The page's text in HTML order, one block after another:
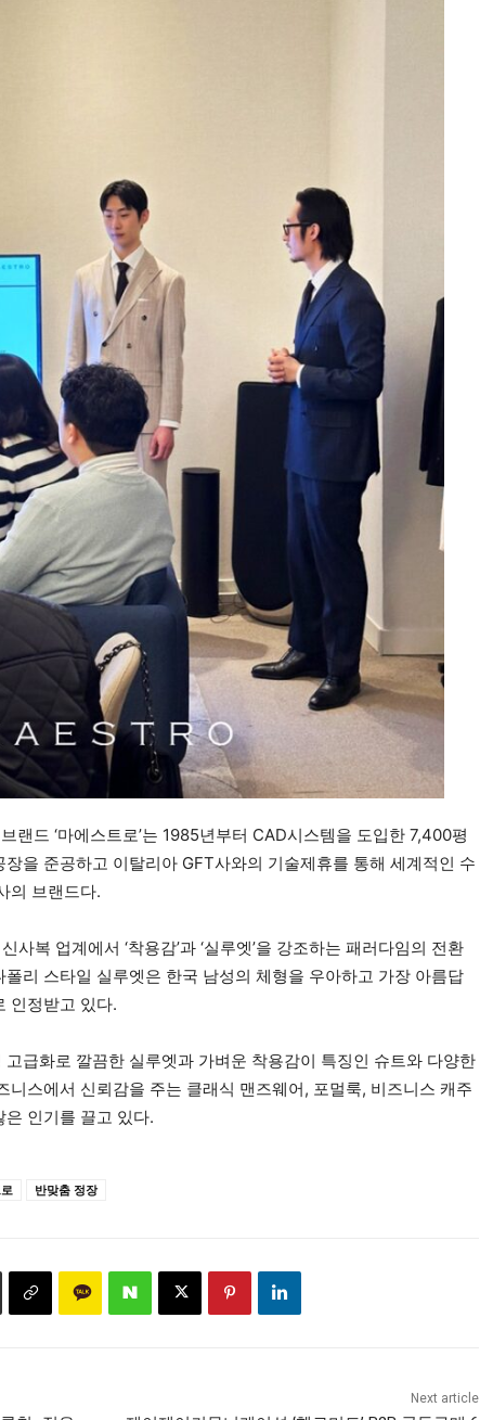
랜드 ‘마에스트로’는 1985년부터 CAD시스템을 도입한 7,400평
을 준공하고 이탈리아 GFT사와의 기술제휴를 통해 세계적인 수
의 브랜드다.
사복 업계에서 ‘착용감’과 ‘실루엣’을 강조하는 패러다임의 전환
리 스타일 실루엣은 한국 남성의 체형을 우아하고 가장 아름답
인정받고 있다.
급화로 깔끔한 실루엣과 가벼운 착용감이 특징인 슈트와 다양한
니스에서 신뢰감을 주는 클래식 맨즈웨어, 포멀룩, 비즈니스 캐주
인기를 끌고 있다.
반맞춤 정장
Next article